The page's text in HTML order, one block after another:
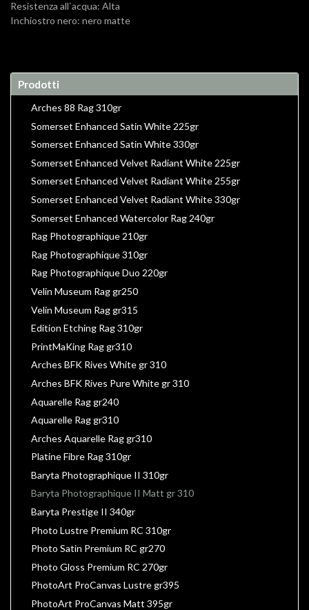
Resistenza all`acqua: Alta
Inchiostro nero: nero matte
Prodotti
Arches 88 Rag 310gr
Somerset Enhanced Satin White 225gr
Somerset Enhanced Satin White 330gr
Somerset Enhanced Velvet Radiant White 225gr
Somerset Enhanced Velvet Radiant White 255gr
Somerset Enhanced Velvet Radiant White 330gr
Somerset Enhanced Watercolor Rag 240gr
Rag Photographique 210gr
Rag Photographique 310gr
Rag Photographique Duo 220gr
Velin Museum Rag gr250
Velin Museum Rag gr315
Edition Etching Rag 310gr
PrintMaKing Rag gr310
Arches BFK Rives White gr 310
Arches BFK Rives Pure White gr 310
Aquarelle Rag gr240
Aquarelle Rag gr310
Arches Aquarelle Rag gr310
Platine Fibre Rag 310gr
Baryta Photographique II 310gr
Baryta Photographique II Matt gr 310
Baryta Prestige II 340gr
Photo Lustre Premium RC 310gr
Photo Satin Premium RC gr270
Photo Gloss Premium RC 270gr
PhotoArt ProCanvas Lustre gr395
PhotoArt ProCanvas Matt 395gr